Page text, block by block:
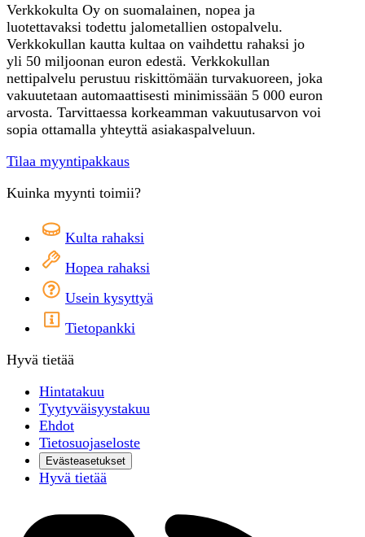
Verkkokulta Oy on suomalainen, nopea ja
luotettavaksi todettu jalometallien ostopalvelu.
Verkkokullan kautta kultaa on vaihdettu rahaksi jo
yli 50 miljoonan euron edestä. Verkkokullan
nettipalvelu perustuu riskittömään turvakuoreen, joka
vakuutetaan automaattisesti minimissään 5 000 euron
arvosta. Tarvittaessa korkeamman vakuutusarvon voi
sopia ottamalla yhteyttä asiakaspalveluun.
Tilaa myyntipakkaus
Kuinka myynti toimii?
Kulta rahaksi
Hopea rahaksi
Usein kysyttyä
Tietopankki
Hyvä tietää
Hintatakuu
Tyytyväisyystakuu
Ehdot
Tietosuojaseloste
Evästeasetukset
Hyvä tietää